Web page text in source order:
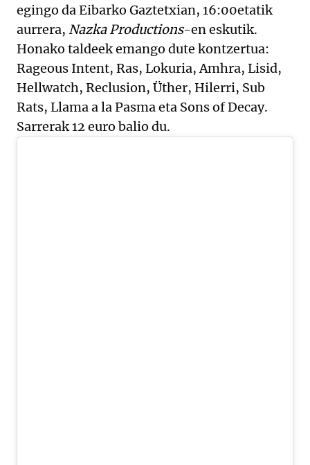
egingo da Eibarko Gaztetxian, 16:00etatik
aurrera, Nazka Productions-en eskutik.
Honako taldeek emango dute kontzertua:
Rageous Intent, Ras, Lokuria, Amhra, Lisid,
Hellwatch, Reclusion, Üther, Hilerri, Sub
Rats, Llama a la Pasma eta Sons of Decay.
Sarrerak 12 euro balio du.